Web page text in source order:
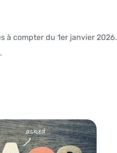
à compter du 1er janvier 2026.